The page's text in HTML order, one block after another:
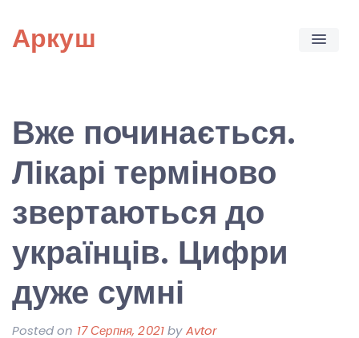
content
Аркуш
Вже починається.
Лікарі терміново
звертаються до
українців. Цифри
дуже сумні
Posted on 17 Серпня, 2021byAvtor